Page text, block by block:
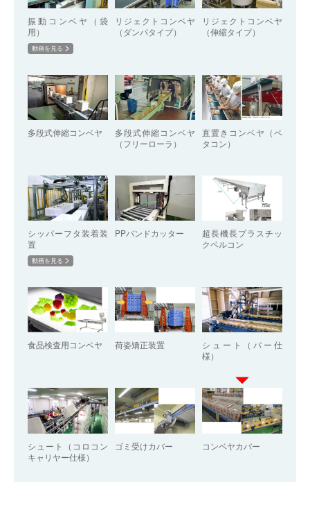
振動コンベヤ（袋
用）
動画を見る
リジェクトコンベヤ
（ダンパタイプ）
リジェクトコンベヤ
（伸縮タイプ）
多段式伸縮コンベヤ
多段式伸縮コンベヤ
（フリーローラ）
直置きコンベヤ（ペ
タコン）
シッパーフタ装着装
置
動画を見る
PPバンドカッター
超長機長プラスチッ
クベルコン
食品検査用コンベヤ 荷姿矯正装置
シュート（バー仕
様）
シュート（コロコン
キャリヤー仕様）
ゴミ受けカバー コンベヤカバー